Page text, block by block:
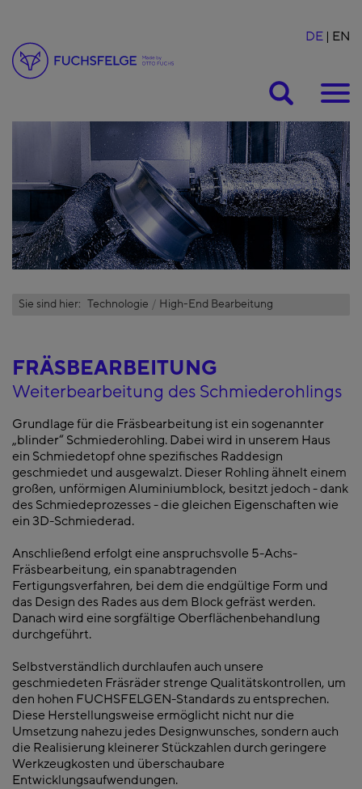
DE EN
Sie sind hier: Technologie High-End Bearbeitung
FRÄSBEARBEITUNG
Weiterbearbeitung des Schmiederohlings
Grundlage für die Fräsbearbeitung ist ein sogenannter
„blinder“ Schmiederohling. Dabei wird in unserem Haus
ein Schmiedetopf ohne spezifisches Raddesign
geschmiedet und ausgewalzt. Dieser Rohling ähnelt einem
großen, unförmigen Aluminiumblock, besitzt jedoch - dank
des Schmiedeprozesses - die gleichen Eigenschaften wie
ein 3D-Schmiederad.
Anschließend erfolgt eine anspruchsvolle 5-Achs-
Fräsbearbeitung, ein spanabtragenden
Fertigungsverfahren, bei dem die endgültige Form und
das Design des Rades aus dem Block gefräst werden.
Danach wird eine sorgfältige Oberflächenbehandlung
durchgeführt.
Selbstverständlich durchlaufen auch unsere
geschmiedeten Fräsräder strenge Qualitätskontrollen, um
den hohen FUCHSFELGEN-Standards zu entsprechen.
Diese Herstellungsweise ermöglicht nicht nur die
Umsetzung nahezu jedes Designwunsches, sondern auch
die Realisierung kleinerer Stückzahlen durch geringere
Werkzeugkosten und überschaubare
Entwicklungsaufwendungen.